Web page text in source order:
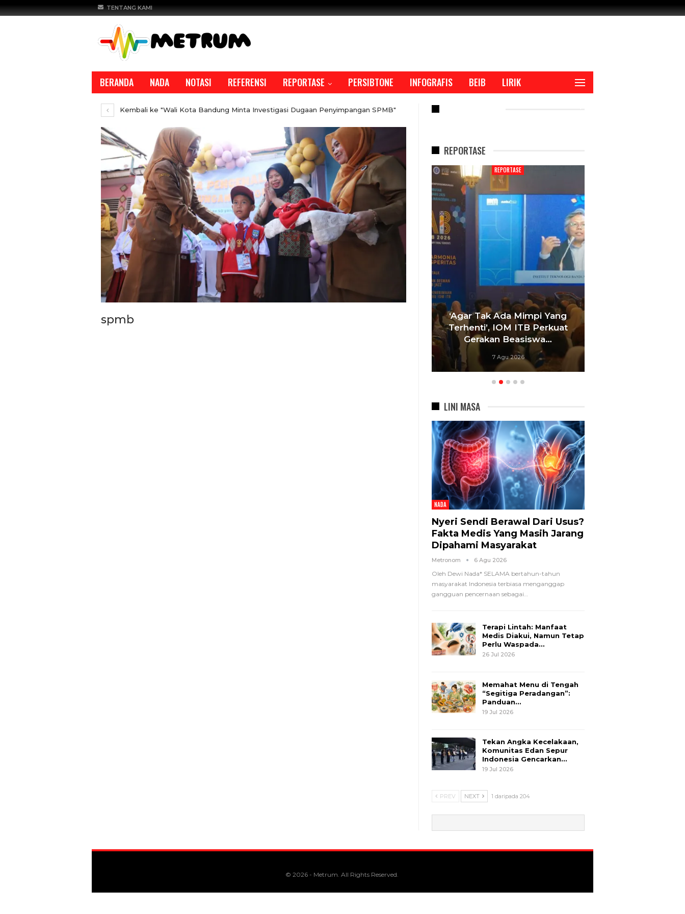
TENTANG KAMI
BERANDA NADA NOTASI REFERENSI REPORTASE PERSIBTONE INFOGRAFIS BEIB LIRIK
Kembali ke "Wali Kota Bandung Minta Investigasi Dugaan Penyimpangan SPMB"
spmb
REPORTASE
REPORTASE
Pemkot Siapkan TPST
REPORTASE
Tren Bergeser, Generasi
REPORTASE
‘Agar Tak Ada Mimpi Yang
Terhenti’, IOM ITB Perkuat
Gerakan Beasiswa…
7 Agu 2026
LINI MASA
NADA
Nyeri Sendi Berawal Dari Usus?
Fakta Medis Yang Masih Jarang
Dipahami Masyarakat
Metronom 6 Agu 2026
Oleh Dewi Nada* SELAMA bertahun-tahun
masyarakat Indonesia terbiasa menganggap
gangguan pencernaan sebagai…
Terapi Lintah: Manfaat
Medis Diakui, Namun Tetap
Perlu Waspada…
26 Jul 2026
Memahat Menu di Tengah
“Segitiga Peradangan”:
Panduan…
19 Jul 2026
Tekan Angka Kecelakaan,
Komunitas Edan Sepur
Indonesia Gencarkan…
19 Jul 2026
PREV NEXT 1 daripada 204
© 2026 - Metrum. All Rights Reserved.